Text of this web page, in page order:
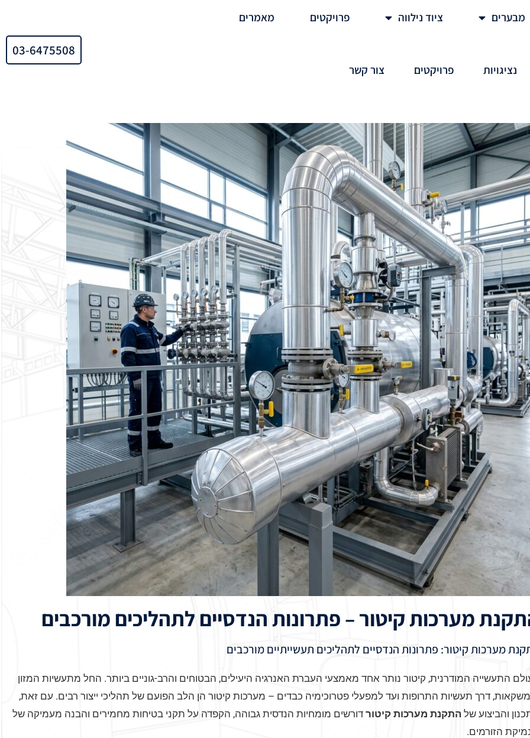
מבערים ציוד נילווה פרויקטים מאמרים
נציגויות פרויקטים צור קשר
03-6475508
מערכות קיטור – פתרונות הנדסיים לתהליכים מורכבים
מערכות קיטור: פתרונות הנדסיים לתהליכים תעשייתיים מורכבים
התעשייה המודרנית, קיטור נותר אחד מאמצעי העברת האנרגיה היעילים, הבטוחים והרב-גוניים ביותר. החל מתעשיות המזון
דרך תעשיות התרופות ועד למפעלי פטרוכימיה כבדים – מערכות קיטור הן הלב הפועם של תהליכי ייצור רבים. עם זאת,
והביצוע שלהתקנת מערכות קיטור דורשים מומחיות הנדסית גבוהה, הקפדה על תקני בטיחות מחמירים והבנה מעמיקה של
הזורמים.